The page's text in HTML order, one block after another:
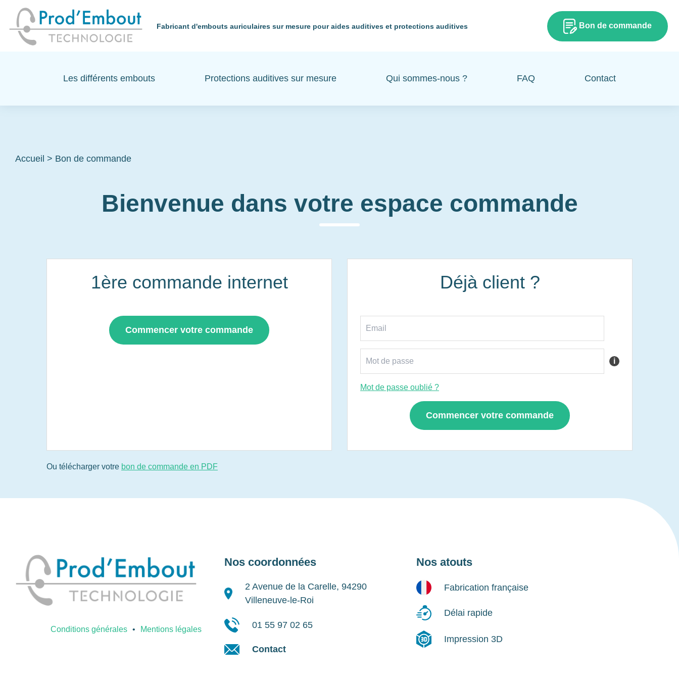
Fabricant d'embouts auriculaires sur mesure pour aides auditives et protections auditives Bon de commande
Les différents embouts Protections auditives sur mesure Qui sommes-nous ? FAQ Contact
Accueil > Bon de commande
Bienvenue dans votre espace commande
1ère commande internet
Commencer votre commande
Déjà client ?
i
Mot de passe oublié ?
Ou télécharger votre bon de commande en PDF
Conditions générales Mentions légales
Nos coordonnées
2 Avenue de la Carelle, 94290
Villeneuve-le-Roi
01 55 97 02 65
Contact
Nos atouts
Fabrication française
Délai rapide
Impression 3D